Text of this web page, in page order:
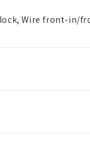
Wire front-in/